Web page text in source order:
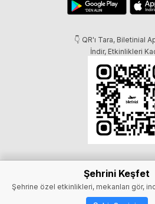
Şehrini Keşfet
Şehrine özel etkinlikleri, mekanları gör,
👇 QR'ı Tara, Biletinial
İndir, Etkinlikleri